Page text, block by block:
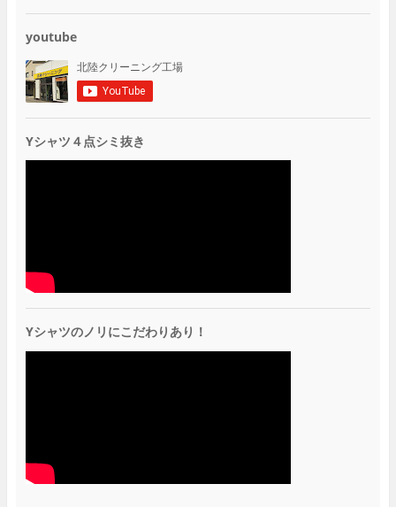
youtube
Yシャツ４点シミ抜き
Yシャツのノリにこだわりあり！